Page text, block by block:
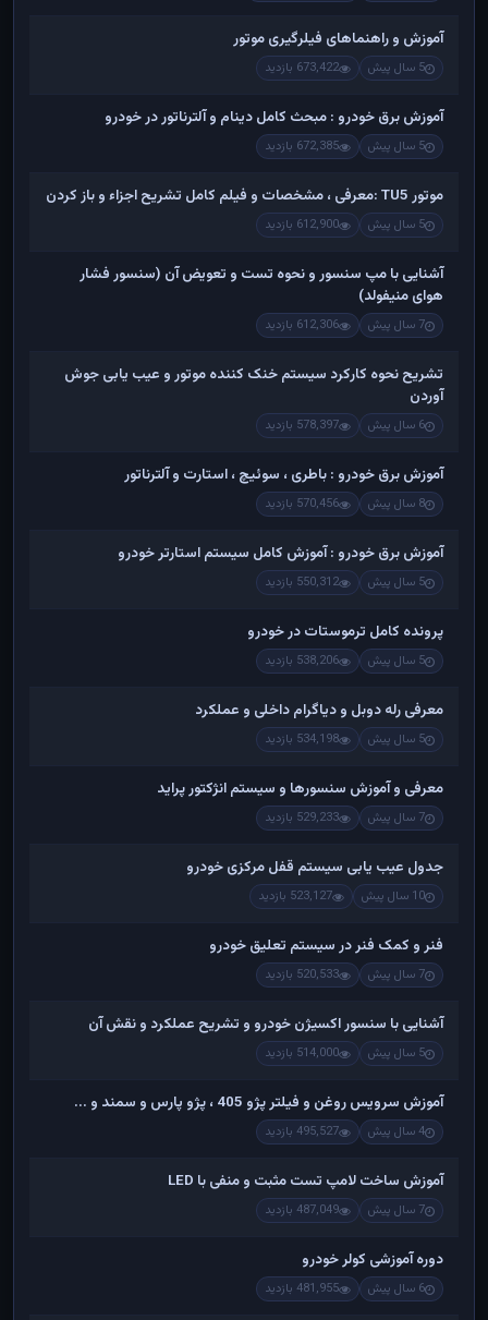
آموزش و راهنماهای فیلرگیری موتور
5 سال پیش 673,422 بازدید
آموزش برق خودرو : مبحث کامل دینام و آلترناتور در خودرو
5 سال پیش 672,385 بازدید
موتور TU5 :معرفی ، مشخصات و فیلم کامل تشریح اجزاء و باز کردن
5 سال پیش 612,900 بازدید
آشنایی با مپ سنسور و نحوه تست و تعویض آن (سنسور فشار
هوای منیفولد)
7 سال پیش 612,306 بازدید
تشریح نحوه کارکرد سیستم خنک کننده موتور و عیب یابی جوش
آوردن
6 سال پیش 578,397 بازدید
آموزش برق خودرو : باطری ، سوئیچ ، استارت و آلترناتور
8 سال پیش 570,456 بازدید
آموزش برق خودرو : آموزش کامل سیستم استارتر خودرو
5 سال پیش 550,312 بازدید
پرونده کامل ترموستات در خودرو
5 سال پیش 538,206 بازدید
معرفی رله دوبل و دیاگرام داخلی و عملکرد
5 سال پیش 534,198 بازدید
معرفی و آموزش سنسورها و سیستم انژکتور پراید
7 سال پیش 529,233 بازدید
جدول عیب یابی سیستم قفل مرکزی خودرو
10 سال پیش 523,127 بازدید
فنر و کمک فنر در سیستم تعلیق خودرو
7 سال پیش 520,533 بازدید
آشنایی با سنسور اکسیژن خودرو و تشریح عملکرد و نقش آن
5 سال پیش 514,000 بازدید
آموزش سرویس روغن و فیلتر پژو 405 ، پژو پارس و سمند و ...
4 سال پیش 495,527 بازدید
آموزش ساخت لامپ تست مثبت و منفی با LED
7 سال پیش 487,049 بازدید
دوره آموزشی کولر خودرو
6 سال پیش 481,955 بازدید